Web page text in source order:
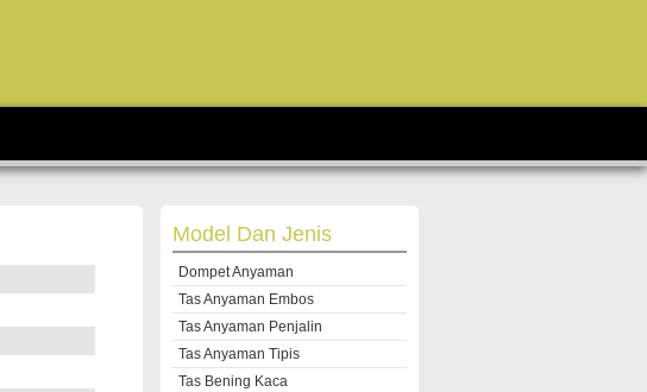
Model Dan Jenis
Dompet Anyaman
Tas Anyaman Embos
Tas Anyaman Penjalin
Tas Anyaman Tipis
Tas Bening Kaca